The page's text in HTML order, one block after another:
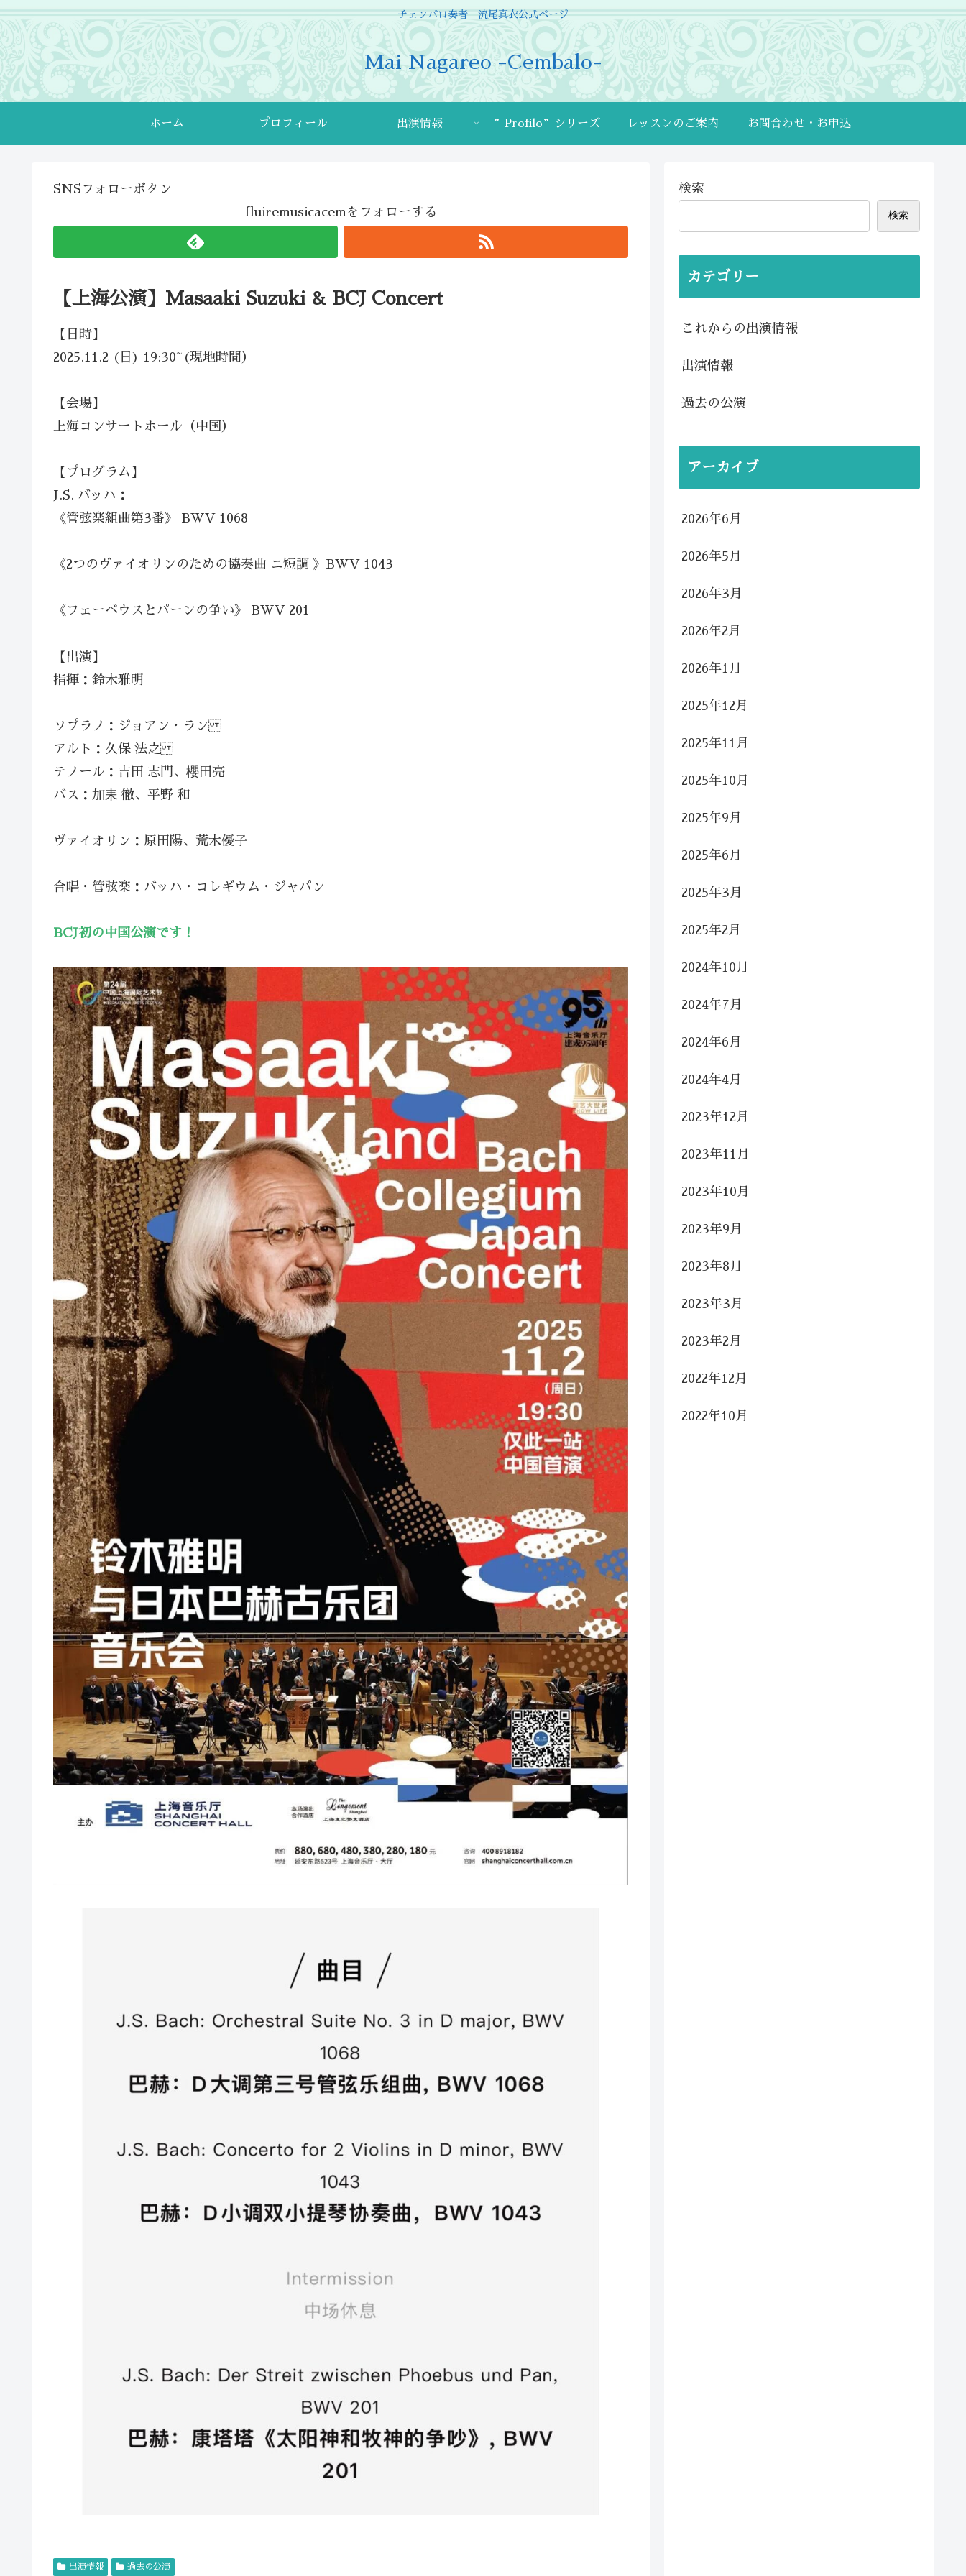
チェンバロ奏者 流尾真衣公式ページ
Mai Nagareo -Cembalo-
ホーム プロフィール 出演情報 ”Profilo”シリーズ レッスンのご案内 お問合わせ・お申込
SNSフォローボタン
fluiremusicacemをフォローする
【上海公演】Masaaki Suzuki & BCJ Concert
【日時】
2025.11.2 (日) 19:30~(現地時間）
【会場】
上海コンサートホール（中国）
【プログラム】
J.S. バッハ：
《管弦楽組曲第3番》 BWV 1068
《2つのヴァイオリンのための協奏曲 ニ短調 》BWV 1043
《フェーベウスとパーンの争い》 BWV 201
【出演】
指揮：鈴木雅明
ソプラノ：ジョアン・ラン
アルト：久保 法之
テノール：吉田 志門、櫻田亮
バス：加耒 徹、平野 和
ヴァイオリン：原田陽、荒木優子
合唱・管弦楽：バッハ・コレギウム・ジャパン
BCJ初の中国公演です！
出演情報 過去の公演
検索
検索
カテゴリー
これからの出演情報
出演情報
過去の公演
アーカイブ
2026年6月
2026年5月
2026年3月
2026年2月
2026年1月
2025年12月
2025年11月
2025年10月
2025年9月
2025年6月
2025年3月
2025年2月
2024年10月
2024年7月
2024年6月
2024年4月
2023年12月
2023年11月
2023年10月
2023年9月
2023年8月
2023年3月
2023年2月
2022年12月
2022年10月